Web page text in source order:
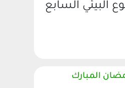
السابع
المبارك